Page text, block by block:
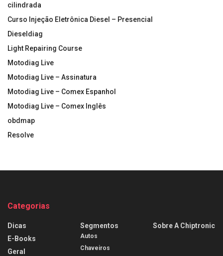
cilindrada
Curso Injeção Eletrônica Diesel – Presencial
Dieseldiag
Light Repairing Course
Motodiag Live
Motodiag Live – Assinatura
Motodiag Live – Comex Espanhol
Motodiag Live – Comex Inglês
obdmap
Resolve
Categorias
Dicas
E-Books
Geral
Segmentos
Autos
Chaveiros
Sobre A Chiptronic